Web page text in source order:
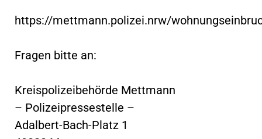
https://mettmann.polizei.nrw/
Fragen bitte an:
Kreispolizeibehörde Mettmann
– Polizeipressestelle –
Adalbert-Bach-Platz 1